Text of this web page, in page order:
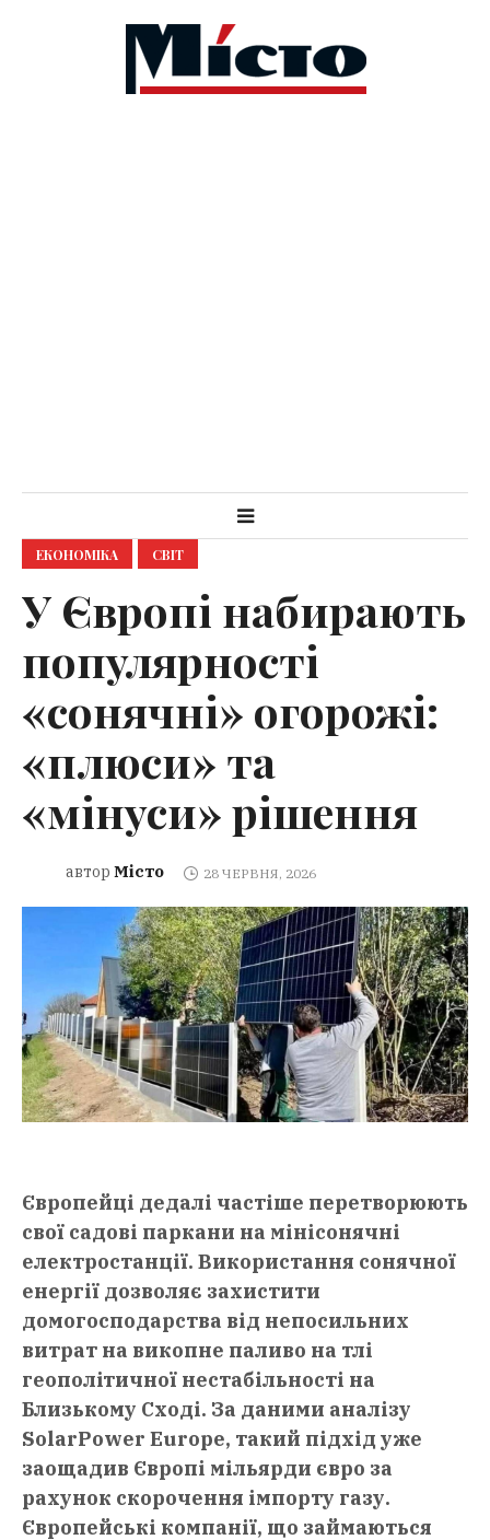
ЕКОНОМІКА СВІТ
У Європі набирають
популярності
«сонячні» огорожі:
«плюси» та
«мінуси» рішення
автор Місто 28 ЧЕРВНЯ, 2026
Європейці дедалі частіше перетворюють
свої садові паркани на мінісонячні
електростанції. Використання сонячної
енергії дозволяє захистити
домогосподарства від непосильних
витрат на викопне паливо на тлі
геополітичної нестабільності на
Близькому Сході. За даними аналізу
SolarPower Europe, такий підхід уже
заощадив Європі мільярди євро за
рахунок скорочення імпорту газу.
Європейські компанії, що займаються